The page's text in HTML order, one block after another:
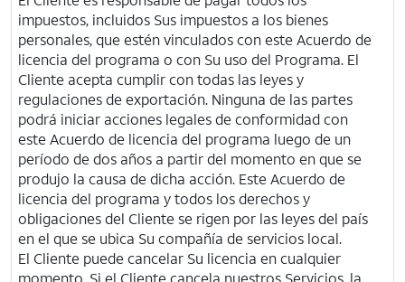
impuestos, incluidos Sus impuestos a los bienes
personales, que estén vinculados con este Acuerdo de
licencia del programa o con Su uso del Programa. El
Cliente acepta cumplir con todas las leyes y
regulaciones de exportación. Ninguna de las partes
podrá iniciar acciones legales de conformidad con
este Acuerdo de licencia del programa luego de un
período de dos años a partir del momento en que se
produjo la causa de dicha acción. Este Acuerdo de
licencia del programa y todos los derechos y
obligaciones del Cliente se rigen por las leyes del país
en el que se ubica Su compañía de servicios local.
El Cliente puede cancelar Su licencia en cualquier
momento. Si el Cliente cancela nuestros Servicios, la